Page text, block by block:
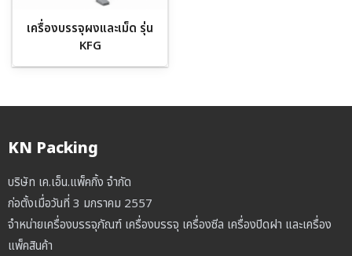
เครื่องบรรจุผงและเม็ด รุ่น
KFG
KN Packing
บริษัท เค.เอ็น.แพ็คกิ้ง จำกัด
ก่อตั้งเมื่อวันที่ 3 มกราคม 2557
จำหน่ายเครื่องบรรจุภัณฑ์ เครื่องบรรจุ เครื่องซีล เครื่องปิดฝา และเครื่อง
แพ็คสินค้า